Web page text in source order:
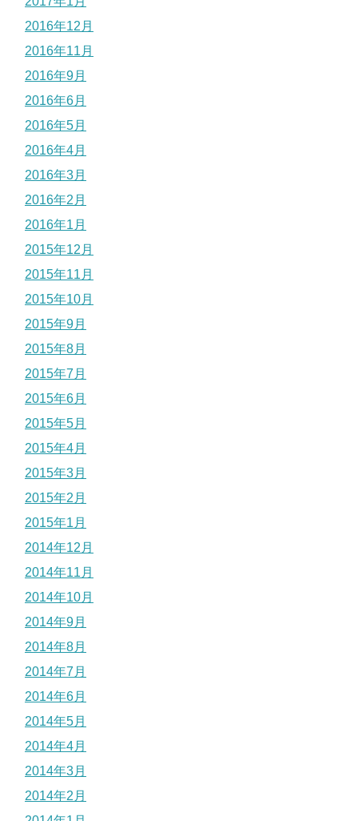
2016年12月
2016年11月
2016年9月
2016年6月
2016年5月
2016年4月
2016年3月
2016年2月
2016年1月
2015年12月
2015年11月
2015年10月
2015年9月
2015年8月
2015年7月
2015年6月
2015年5月
2015年4月
2015年3月
2015年2月
2015年1月
2014年12月
2014年11月
2014年10月
2014年9月
2014年8月
2014年7月
2014年6月
2014年5月
2014年4月
2014年3月
2014年2月